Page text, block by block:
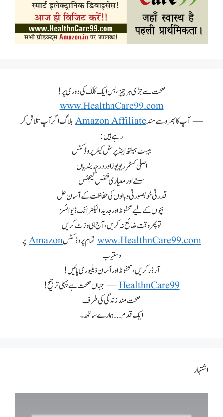
صحت سے جڑی ہر چیز، بس ایک کلک کی دوری پر!
www.HealthnCare99.com
— آپ کا بھروسے مندAmazon Affiliateبلاگ اگر آپ تلاش کر
رہے ہیں:
بیسٹ ہیلتھ اینڈ پرسنل کیئر پروڈکٹس
اصلی کسٹمر ریویوز اور درجہ بندیاں
سستے اور معیاری فٹنس گیجٹس
قدرتی خوبصورتی و بالوں کی حفاظت کے آسان حل
بچوں کے لیے محفوظ اور جدید الیکٹرانک ڈیوائسز
تو پھر وقت ضائع نہ کریں، آج ہی وزٹ کریں
www.HealthnCare99.com تمام پروڈکٹسAmazonپر
دستیاب
آرڈر کریں، محفوظ اور آسان ڈیلیوری پائیں!
HealthnCare99— جہاں صحت ہے پہلی ترجیح!
صحت مند زندگی کی طرف
ایک قدم... ہمارے ساتھ۔
اشتہار